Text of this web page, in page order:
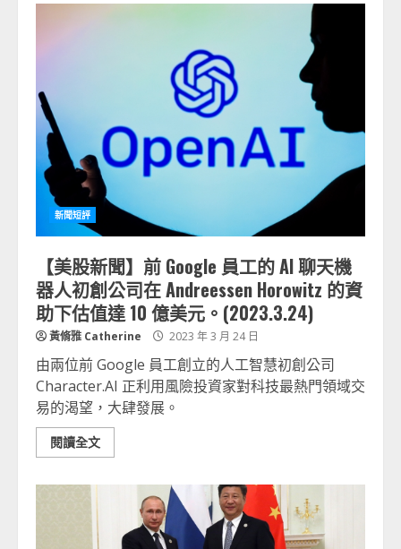
新聞短評
【美股新聞】前 Google 員工的 AI 聊天機
器人初創公司在 Andreessen Horowitz 的資
助下估值達 10 億美元。(2023.3.24)
黃脩雅 Catherine 2023 年 3 月 24 日
由兩位前 Google 員工創立的人工智慧初創公司
Character.AI 正利用風險投資家對科技最熱門領域交
易的渴望，大肆發展。
閱讀全文